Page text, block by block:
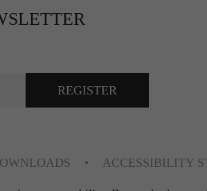
REGISTER
ACCESSIBILITY